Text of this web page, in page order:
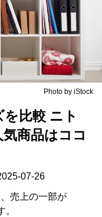
Photo by iStock
比較 ニト
商品はココ
07-26
売上の一部が